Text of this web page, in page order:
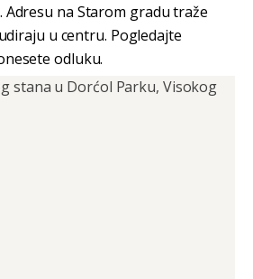
Adresu na Starom gradu traže
u centru. Pogledajte
odluku.